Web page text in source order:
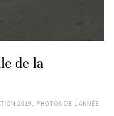
de la
2019, PHOTOS DE L'ANNÉE